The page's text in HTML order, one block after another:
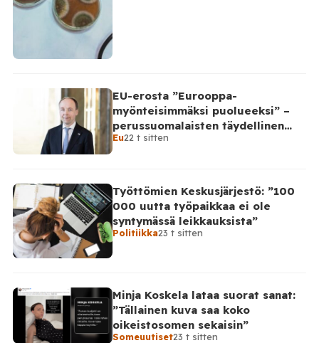
EU-erosta ”Eurooppa-
myönteisimmäksi puolueeksi” –
perussuomalaisten täydellinen
takinkääntö
Eu22 t sitten
Työttömien Keskusjärjestö: ”100
000 uutta työpaikkaa ei ole
syntymässä leikkauksista”
Politiikka23 t sitten
Minja Koskela lataa suorat sanat:
”Tällainen kuva saa koko
oikeistosomen sekaisin”
Someuutiset23 t sitten